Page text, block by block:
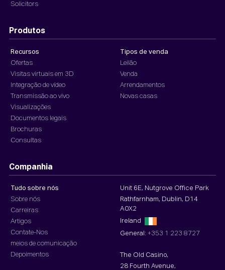
Solicitors
Produtos
Recursos
Ofertas
Visitas virtuais em 3D
Integração de vídeo
Transmissão ao vivo
Visualizações
Documentos legais
Brochuras
Consultas
Tipos de venda
Leilão
Venda
Arrendamentos
Novas casas
Companhia
Tudo sobre nós
Sobre nós
Carreiras
Artigos
Contate-Nos
meios de comunicação
Depoimentos
Unit 6E, Nutgrove Office Park
Rathfarnham, Dublin, D14
A0X2
Ireland
General: +353 1 223 8727
The Old Casino,
28 Fourth Avenue,